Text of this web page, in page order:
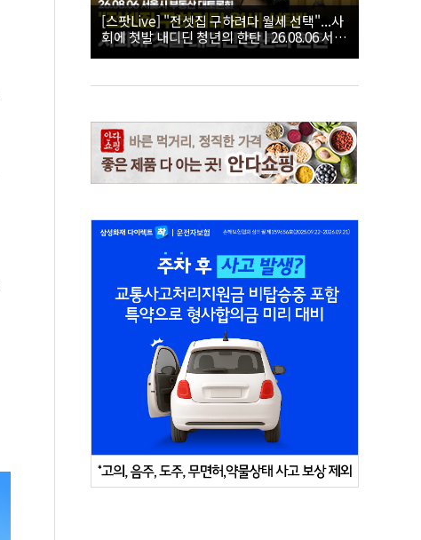
[스팟Live] "전셋집 구하려다 월세 선택"...사
회에 첫발 내디딘 청년의 한탄 | 26.08.06 서울
시 부동산 대토론회